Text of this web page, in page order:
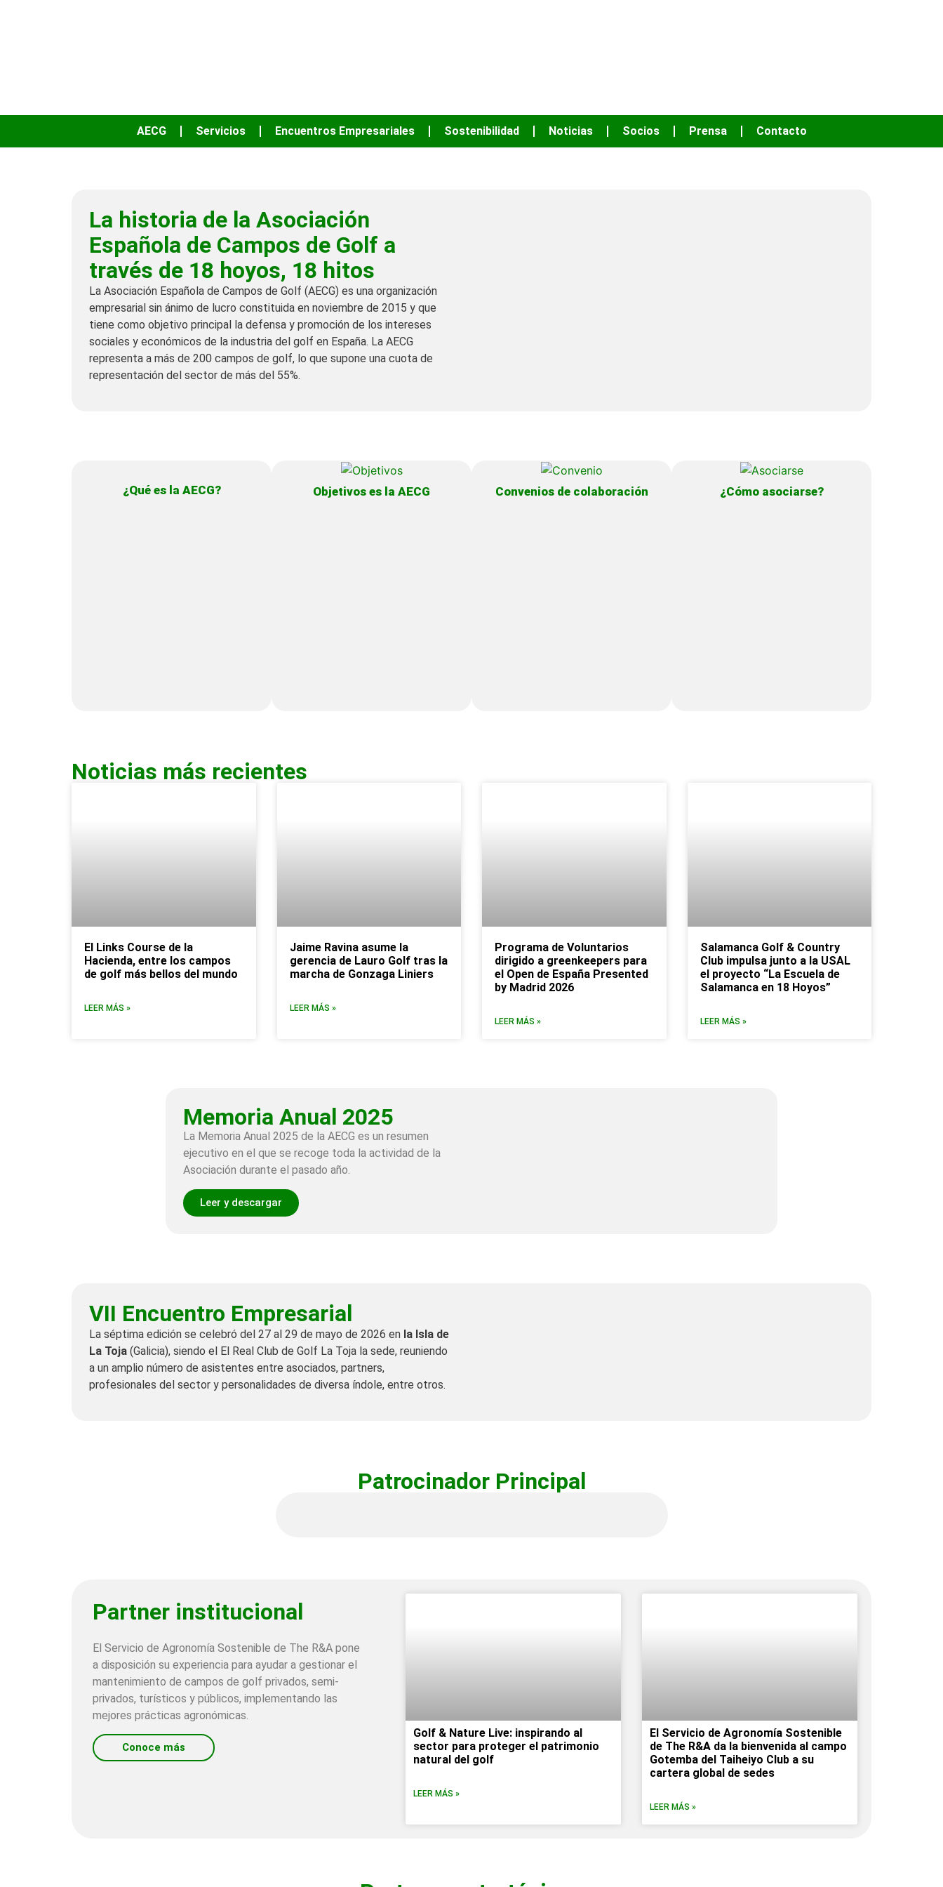
AECG Servicios Encuentros Empresariales Sostenibilidad Noticias Socios Prensa Contacto
La historia de la Asociación
Española de Campos de Golf a
través de 18 hoyos, 18 hitos
La Asociación Española de Campos de Golf (AECG) es una organización
empresarial sin ánimo de lucro constituida en noviembre de 2015 y que
tiene como objetivo principal la defensa y promoción de los intereses
sociales y económicos de la industria del golf en España. La AECG
representa a más de 200 campos de golf, lo que supone una cuota de
representación del sector de más del 55%.
¿Qué es la AECG? Objetivos es la AECG Convenios de colaboración ¿Cómo asociarse?
Noticias más recientes
El Links Course de la
Hacienda, entre los campos
de golf más bellos del mundo
LEER MÁS »
Jaime Ravina asume la
gerencia de Lauro Golf tras la
marcha de Gonzaga Liniers
LEER MÁS »
Programa de Voluntarios
dirigido a greenkeepers para
el Open de España Presented
by Madrid 2026
LEER MÁS »
Salamanca Golf & Country
Club impulsa junto a la USAL
el proyecto “La Escuela de
Salamanca en 18 Hoyos”
LEER MÁS »
Memoria Anual 2025
La Memoria Anual 2025 de la AECG es un resumen
ejecutivo en el que se recoge toda la actividad de la
Asociación durante el pasado año.
Leer y descargar
VII Encuentro Empresarial
La séptima edición se celebró del 27 al 29 de mayo de 2026 en la Isla de
La Toja (Galicia), siendo el El Real Club de Golf La Toja la sede, reuniendo
a un amplio número de asistentes entre asociados, partners,
profesionales del sector y personalidades de diversa índole, entre otros.
Patrocinador Principal
Partner institucional
El Servicio de Agronomía Sostenible de The R&A pone
a disposición su experiencia para ayudar a gestionar el
mantenimiento de campos de golf privados, semi-
privados, turísticos y públicos, implementando las
mejores prácticas agronómicas.
Conoce más
Golf & Nature Live: inspirando al
sector para proteger el patrimonio
natural del golf
LEER MÁS »
El Servicio de Agronomía Sostenible
de The R&A da la bienvenida al campo
Gotemba del Taiheiyo Club a su
cartera global de sedes
LEER MÁS »